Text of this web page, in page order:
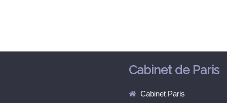
Cabinet de Paris
Cabinet Paris